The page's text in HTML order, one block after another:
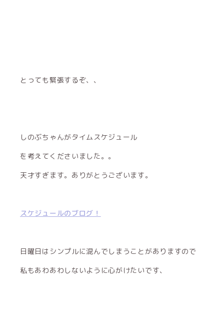
とっても緊張するぞ、、
しのぶちゃんがタイムスケジュール
を考えてくださいました。。
天才すぎます。ありがとうございます。
スケジュールのブログ！
日曜日はシンプルに混んでしまうことがありますので
私もあわあわしないように心がけたいです、